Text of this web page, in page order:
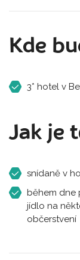
Kde
3* hotel v
Jak je
snídaně v
během dne
jídlo na
občerstvení